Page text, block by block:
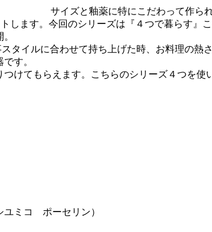
サイズと釉薬に特にこだわって作ら
ます。今回のシリーズは『４つで暮らす』
タイルに合わせて持ち上げた時、お料理の熱
す。
けてもらえます。こちらのシリーズ４つを
ユミコ ポーセリン）